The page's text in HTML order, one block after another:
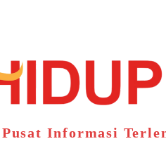
Pusat Informasi